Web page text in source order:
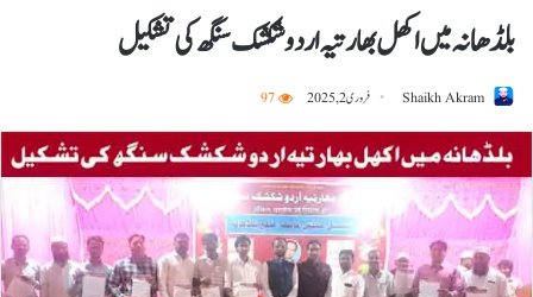
بلڈھانہ میں اکھل بھارتیہ اردو شکشک سنگھ کی تشکیل
Shaikh Akram فروری 2, 2025 97